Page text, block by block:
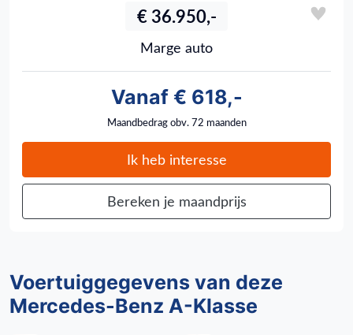
€ 36.950,-
Marge auto
Vanaf € 618,-
Maandbedrag obv. 72 maanden
Ik heb interesse
Bereken je maandprijs
Voertuiggegevens van deze
Mercedes-Benz A-Klasse